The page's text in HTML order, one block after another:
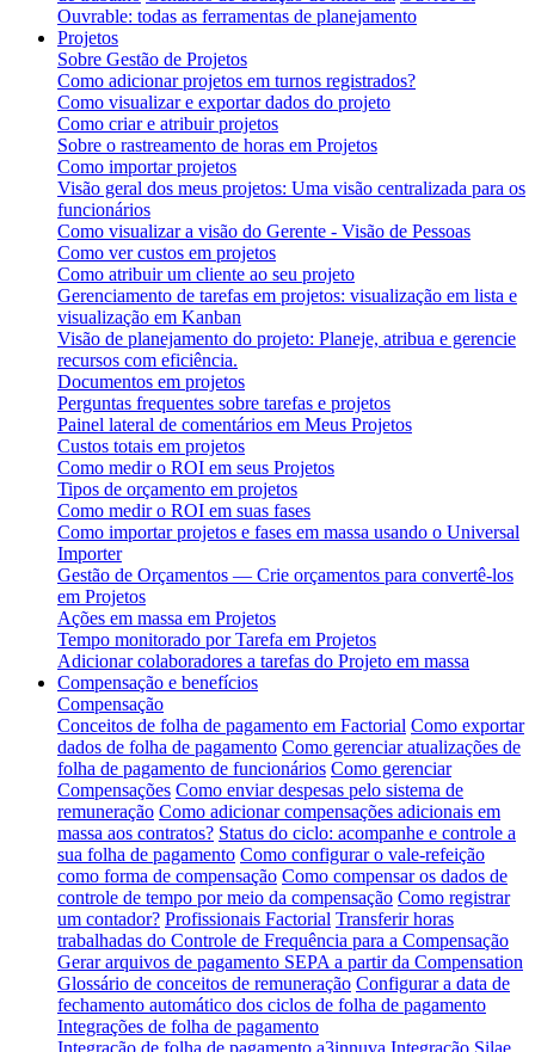
Ouvrable: todas as ferramentas de planejamento
Projetos
Sobre Gestão de Projetos
Como adicionar projetos em turnos registrados?
Como visualizar e exportar dados do projeto
Como criar e atribuir projetos
Sobre o rastreamento de horas em Projetos
Como importar projetos
Visão geral dos meus projetos: Uma visão centralizada para os
funcionários
Como visualizar a visão do Gerente - Visão de Pessoas
Como ver custos em projetos
Como atribuir um cliente ao seu projeto
Gerenciamento de tarefas em projetos: visualização em lista e
visualização em Kanban
Visão de planejamento do projeto: Planeje, atribua e gerencie
recursos com eficiência.
Documentos em projetos
Perguntas frequentes sobre tarefas e projetos
Painel lateral de comentários em Meus Projetos
Custos totais em projetos
Como medir o ROI em seus Projetos
Tipos de orçamento em projetos
Como medir o ROI em suas fases
Como importar projetos e fases em massa usando o Universal
Importer
Gestão de Orçamentos — Crie orçamentos para convertê-los
em Projetos
Ações em massa em Projetos
Tempo monitorado por Tarefa em Projetos
Adicionar colaboradores a tarefas do Projeto em massa
Compensação e benefícios
Compensação
Conceitos de folha de pagamento em Factorial Como exportar
dados de folha de pagamento Como gerenciar atualizações de
folha de pagamento de funcionários Como gerenciar
Compensações Como enviar despesas pelo sistema de
remuneração Como adicionar compensações adicionais em
massa aos contratos? Status do ciclo: acompanhe e controle a
sua folha de pagamento Como configurar o vale-refeição
como forma de compensação Como compensar os dados de
controle de tempo por meio da compensação Como registrar
um contador? Profissionais Factorial Transferir horas
trabalhadas do Controle de Frequência para a Compensação
Gerar arquivos de pagamento SEPA a partir da Compensation
Glossário de conceitos de remuneração Configurar a data de
fechamento automático dos ciclos de folha de pagamento
Integrações de folha de pagamento
Integração de folha de pagamento a3innuva Integração Silae